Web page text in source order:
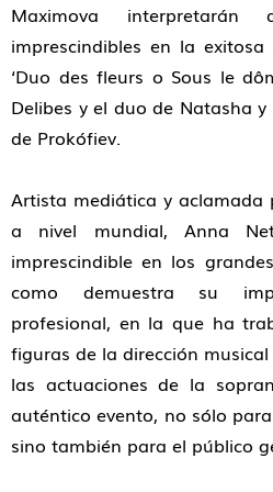
Maximova
imprescindibles en la
‘Duo des fleurs o Sous le
Delibes y el duo de Natasha y
de Prokófiev.
Artista mediática y aclamada
a nivel mundial, Anna
imprescindible en los
como demuestra su
profesional, en la que ha
figuras de la dirección
las actuaciones de la
auténtico evento, no sólo
sino también para el público